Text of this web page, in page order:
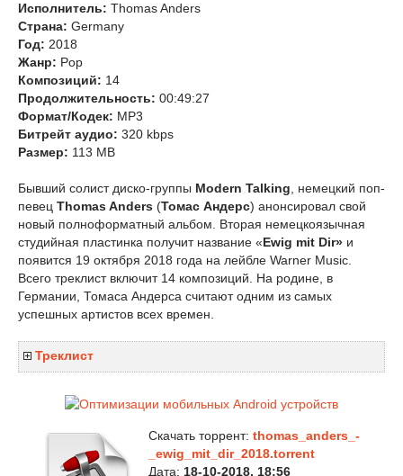
Исполнитель: Thomas Anders
Страна: Germany
Год: 2018
Жанр: Pop
Композиций: 14
Продолжительность: 00:49:27
Формат/Кодек: MP3
Битрейт аудио: 320 kbps
Размер: 113 MB
Бывший солист диско-группы Modern Talking , немецкий поп-
певец Thomas Anders (Томас Андерс) анонсировал свой
новый полноформатный альбом. Вторая немецкоязычная
студийная пластинка получит название «Ewig mit Dir» и
появится 19 октября 2018 года на лейбле Warner Music.
Всего треклист включит 14 композиций. На родине, в
Германии, Томаса Андерса считают одним из самых
успешных артистов всех времен.
Треклист
Скачать торрент: thomas_anders_-
_ewig_mit_dir_2018.torrent
Дата: 18-10-2018, 18:56